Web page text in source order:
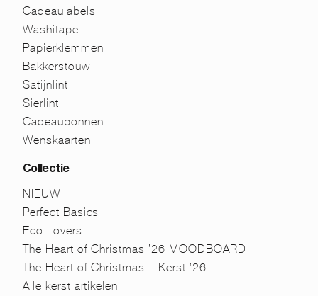
Cadeaulabels
Washitape
Papierklemmen
Bakkerstouw
Satijnlint
Sierlint
Cadeaubonnen
Wenskaarten
Collectie
NIEUW
Perfect Basics
Eco Lovers
The Heart of Christmas ’26 MOODBOARD
The Heart of Christmas – Kerst ’26
Alle kerst artikelen